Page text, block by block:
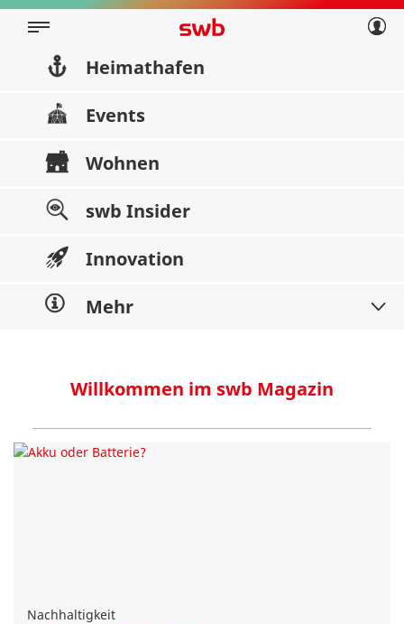
Privatkunden
Geschäftskunden
Heimathafen
Events
Wohnen
swb Insider
Innovation
Mehr
Willkommen im swb Magazin
Nachhaltigkeit